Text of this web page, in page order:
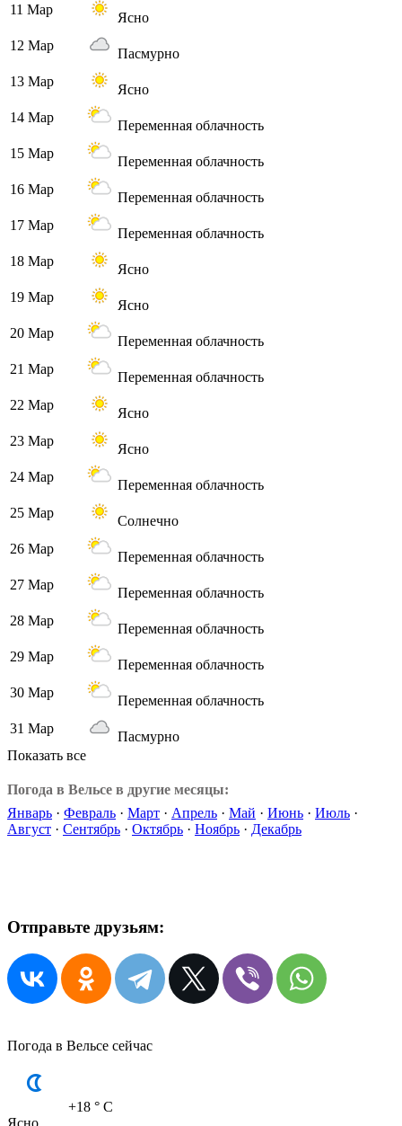
11 Мар
Ясно
12 Мар
Пасмурно
13 Мар
Ясно
14 Мар
Переменная облачность
15 Мар
Переменная облачность
16 Мар
Переменная облачность
17 Мар
Переменная облачность
18 Мар
Ясно
19 Мар
Ясно
20 Мар
Переменная облачность
21 Мар
Переменная облачность
22 Мар
Ясно
23 Мар
Ясно
24 Мар
Переменная облачность
25 Мар
Солнечно
26 Мар
Переменная облачность
27 Мар
Переменная облачность
28 Мар
Переменная облачность
29 Мар
Переменная облачность
30 Мар
Переменная облачность
31 Мар
Пасмурно
Показать все
Погода в Вельсе в другие месяцы:
Январь · Февраль · Март · Апрель · Май · Июнь · Июль ·
Август · Сентябрь · Октябрь · Ноябрь · Декабрь
Отправьте друзьям:
Погода в Вельсе сейчас
+18 ° C